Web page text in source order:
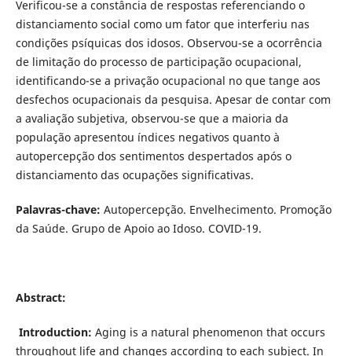
Verificou-se a constância de respostas referenciando o
distanciamento social como um fator que interferiu nas
condições psíquicas dos idosos. Observou-se a ocorrência
de limitação do processo de participação ocupacional,
identificando-se a privação ocupacional no que tange aos
desfechos ocupacionais da pesquisa. Apesar de contar com
a avaliação subjetiva, observou-se que a maioria da
população apresentou índices negativos quanto à
autopercepção dos sentimentos despertados após o
distanciamento das ocupações significativas.
Palavras-chave: Autopercepção. Envelhecimento. Promoção
da Saúde. Grupo de Apoio ao Idoso. COVID-19.
Abstract:
Introduction: Aging is a natural phenomenon that occurs
throughout life and changes according to each subject. In